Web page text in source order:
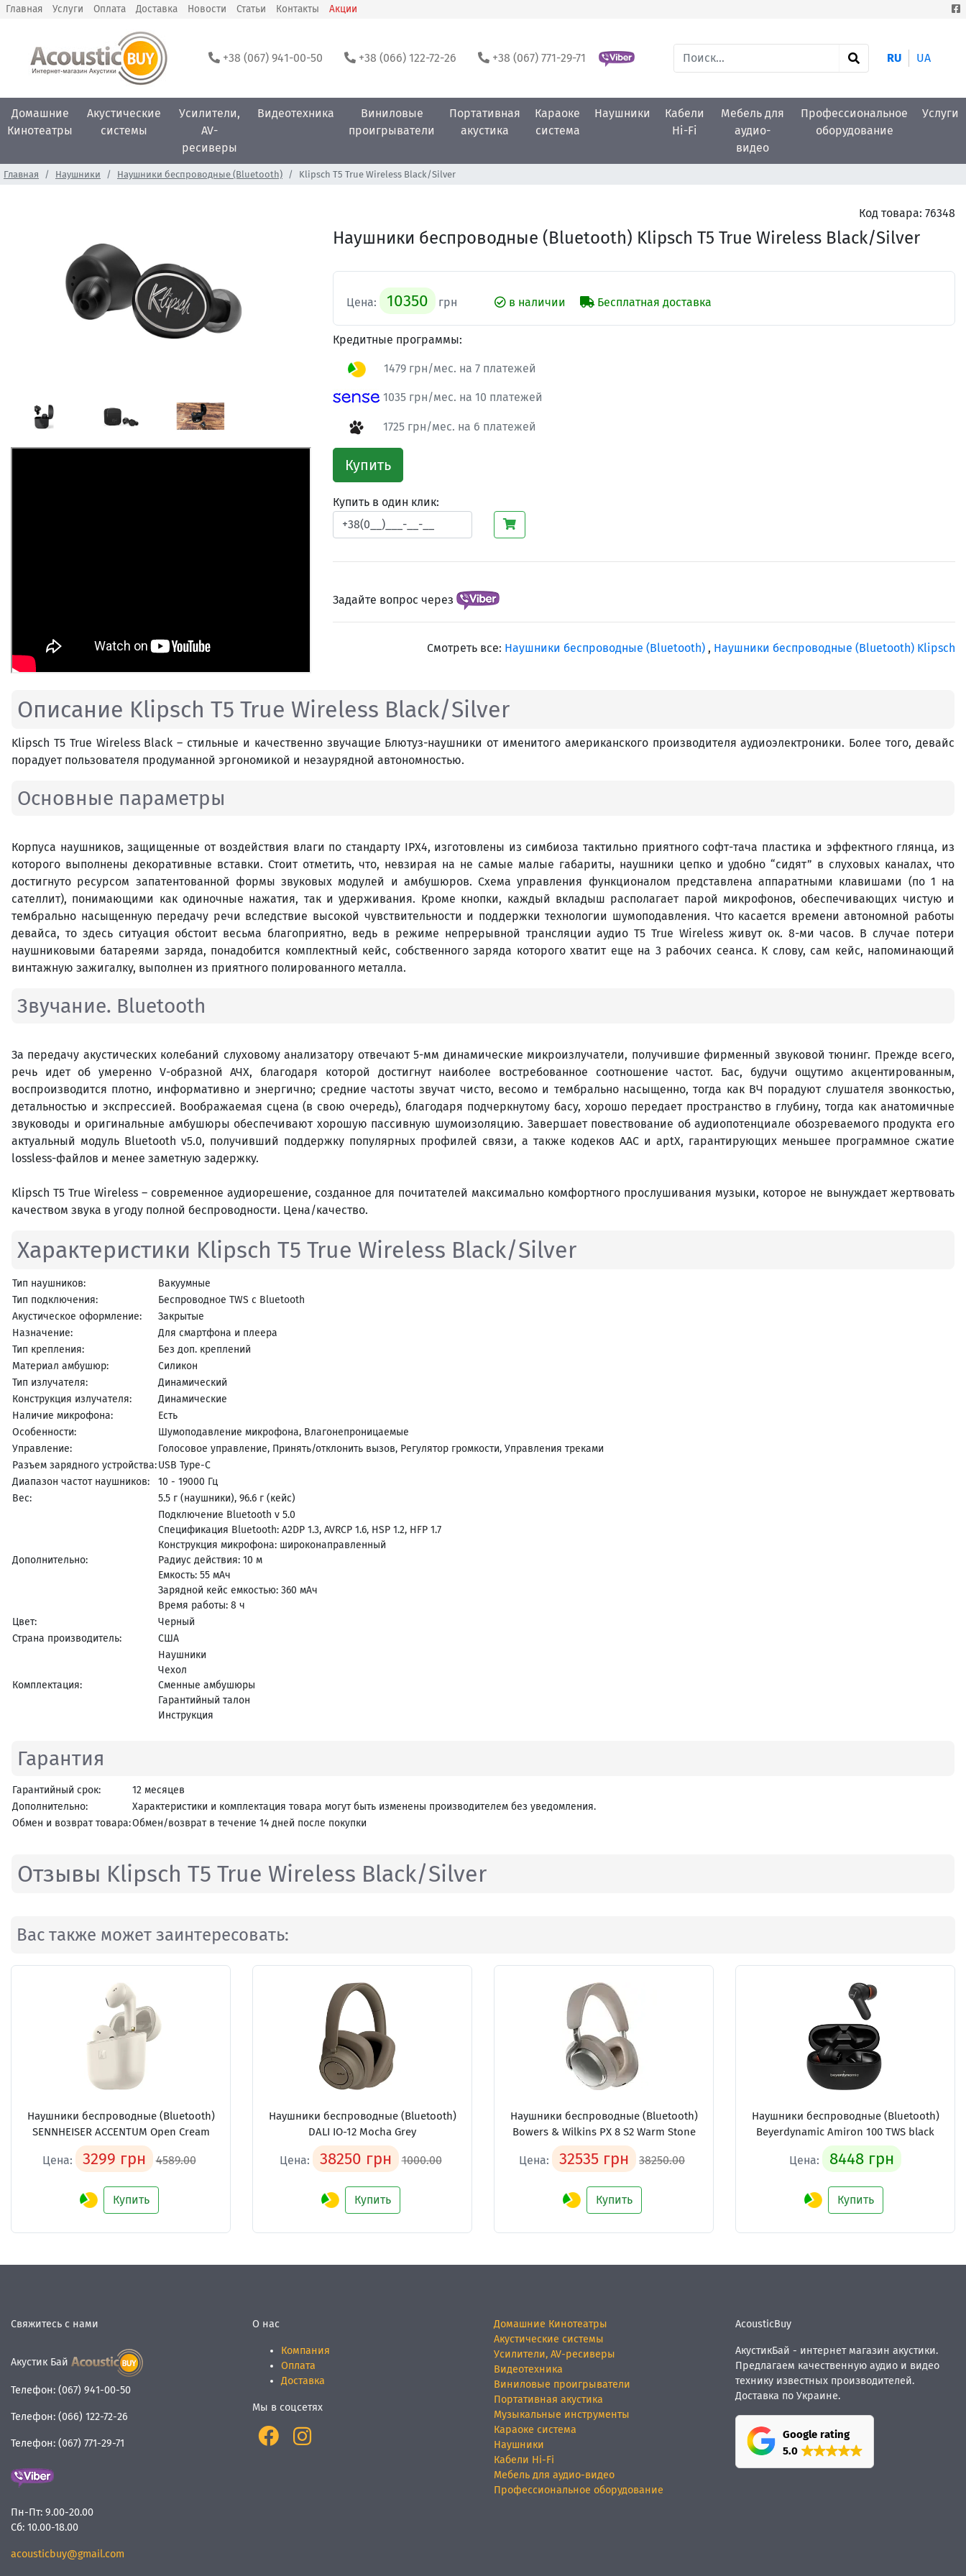
Главная Услуги Оплата Доставка Новости Статьи Контакты Акции
+38 (067) 941-00-50 +38 (066) 122-72-26 +38 (067) 771-29-71 RU UA
Домашние
Кинотеатры
Акустические
системы
Усилители,
AV-
ресиверы
Видеотехника
Виниловые
проигрыватели
Портативная
акустика
Караоке
система
Наушники
Кабели
Hi-Fi
Мебель для
аудио-
видео
Профессиональное
оборудование
Услуги
Главная Наушники Наушники беспроводные (Bluetooth) Klipsch T5 True Wireless Black/Silver
Код товара: 76348
Наушники беспроводные (Bluetooth) Klipsch T5 True Wireless Black/Silver
Цена: 10350 грн в наличии Бесплатная доставка
Кредитные программы:
1479 грн/мес. на 7 платежей
1035 грн/мес. на 10 платежей
1725 грн/мес. на 6 платежей
Купить
Купить в один клик:
Задайте вопрос через
Смотреть все: Наушники беспроводные (Bluetooth) , Наушники беспроводные (Bluetooth) Klipsch
Описание Klipsch T5 True Wireless Black/Silver
Klipsch T5 True Wireless Black – стильные и качественно звучащие Блютуз-наушники от именитого американского производителя аудиоэлектроники. Более того, девайс
порадует пользователя продуманной эргономикой и незаурядной автономностью.
Основные параметры
Корпуса наушников, защищенные от воздействия влаги по стандарту IPX4, изготовлены из симбиоза тактильно приятного софт-тача пластика и эффектного глянца, из
которого выполнены декоративные вставки. Стоит отметить, что, невзирая на не самые малые габариты, наушники цепко и удобно “сидят” в слуховых каналах, что
достигнуто ресурсом запатентованной формы звуковых модулей и амбушюров. Схема управления функционалом представлена аппаратными клавишами (по 1 на
сателлит), понимающими как одиночные нажатия, так и удерживания. Кроме кнопки, каждый вкладыш располагает парой микрофонов, обеспечивающих чистую и
тембрально насыщенную передачу речи вследствие высокой чувствительности и поддержки технологии шумоподавления. Что касается времени автономной работы
девайса, то здесь ситуация обстоит весьма благоприятно, ведь в режиме непрерывной трансляции аудио T5 True Wireless живут ок. 8-ми часов. В случае потери
наушниковыми батареями заряда, понадобится комплектный кейс, собственного заряда которого хватит еще на 3 рабочих сеанса. К слову, сам кейс, напоминающий
винтажную зажигалку, выполнен из приятного полированного металла.
Звучание. Bluetooth
За передачу акустических колебаний слуховому анализатору отвечают 5-мм динамические микроизлучатели, получившие фирменный звуковой тюнинг. Прежде всего,
речь идет об умеренно V-образной АЧХ, благодаря которой достигнут наиболее востребованное соотношение частот. Бас, будучи ощутимо акцентированным,
воспроизводится плотно, информативно и энергично; средние частоты звучат чисто, весомо и тембрально насыщенно, тогда как ВЧ порадуют слушателя звонкостью,
детальностью и экспрессией. Воображаемая сцена (в свою очередь), благодаря подчеркнутому басу, хорошо передает пространство в глубину, тогда как анатомичные
звуководы и оригинальные амбушюры обеспечивают хорошую пассивную шумоизоляцию. Завершает повествование об аудиопотенциале обозреваемого продукта его
актуальный модуль Bluetooth v5.0, получивший поддержку популярных профилей связи, а также кодеков AAC и aptX, гарантирующих меньшее программное сжатие
lossless-файлов и менее заметную задержку.
Klipsch T5 True Wireless – современное аудиорешение, созданное для почитателей максимально комфортного прослушивания музыки, которое не вынуждает жертвовать
качеством звука в угоду полной беспроводности. Цена/качество.
Характеристики Klipsch T5 True Wireless Black/Silver
Тип наушников:
Вакуумные
Тип подключения:
Беспроводное TWS с Bluetooth
Акустическое оформление:
Закрытые
Назначение:
Для смартфона и плеера
Тип крепления:
Без доп. креплений
Материал амбушюр:
Силикон
Тип излучателя:
Динамический
Конструкция излучателя:
Динамические
Наличие микрофона:
Есть
Особенности:
Шумоподавление микрофона, Влагонепроницаемые
Управление:
Голосовое управление, Принять/отклонить вызов, Регулятор громкости, Управления треками
Разъем зарядного устройства:USB Type-C
Диапазон частот наушников:
10 - 19000 Гц
Вес:
5.5 г (наушники), 96.6 г (кейс)
Дополнительно:
Подключение Bluetooth v 5.0
Спецификация Bluetooth: A2DP 1.3, AVRCP 1.6, HSP 1.2, HFP 1.7
Конструкция микрофона: широконаправленный
Радиус действия: 10 м
Емкость: 55 мАч
Зарядной кейс емкостью: 360 мАч
Время работы: 8 ч
Цвет:
Черный
Страна производитель:
США
Комплектация:
Наушники
Чехол
Сменные амбушюры
Гарантийный талон
Инструкция
Гарантия
Гарантийный срок:
12 месяцев
Дополнительно:
Характеристики и комплектация товара могут быть изменены производителем без уведомления.
Обмен и возврат товара:Обмен/возврат в течение 14 дней после покупки
Отзывы Klipsch T5 True Wireless Black/Silver
Вас также может заинтересовать:
Наушники беспроводные (Bluetooth)
SENNHEISER ACCENTUM Open Cream
Цена: 3299 грн 4589.00
Купить
Наушники беспроводные (Bluetooth)
DALI IO-12 Mocha Grey
Цена: 38250 грн 1000.00
Купить
Наушники беспроводные (Bluetooth)
Bowers & Wilkins PX 8 S2 Warm Stone
Цена: 32535 грн 38250.00
Купить
Наушники беспроводные (Bluetooth)
Beyerdynamic Amiron 100 TWS black
Цена: 8448 грн
Купить
Свяжитесь с нами
Акустик Бай
Телефон: (067) 941-00-50
Телефон: (066) 122-72-26
Телефон: (067) 771-29-71
Пн-Пт: 9.00-20.00
Сб: 10.00-18.00
acousticbuy@gmail.com
О нас
Компания
Оплата
Доставка
Мы в соцсетях
Домашние Кинотеатры
Акустические системы
Усилители, AV-ресиверы
Видеотехника
Виниловые проигрыватели
Портативная акустика
Музыкальные инструменты
Караоке система
Наушники
Кабели Hi-Fi
Мебель для аудио-видео
Профессиональное оборудование
AcousticBuy
АкустикБай - интернет магазин акустики.
Предлагаем качественную аудио и видео
технику известных производителей.
Доставка по Украине.
Google rating
5.0